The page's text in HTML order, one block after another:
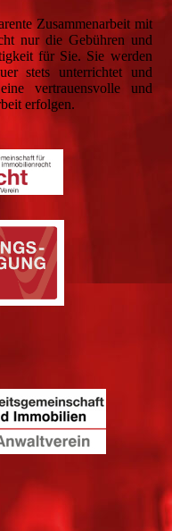
Zusammenarbeit mit
nur die Gebühren und
für Sie. Sie werden
stets unterrichtet und
vertrauensvolle und
erfolgen.